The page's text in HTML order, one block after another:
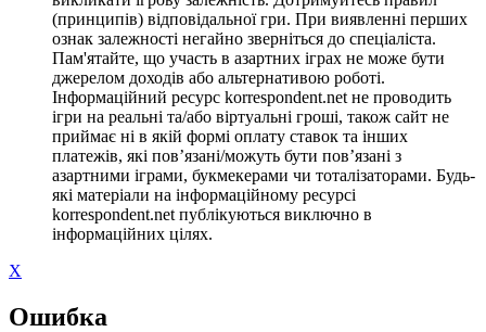
(принципів) відповідальної гри. При виявленні перших
ознак залежності негайно зверніться до спеціаліста.
Пам'ятайте, що участь в азартних іграх не може бути
джерелом доходів або альтернативою роботі.
Інформаційний ресурс korrespondent.net не проводить
ігри на реальні та/або віртуальні гроші, також сайт не
приймає ні в якій формі оплату ставок та інших
платежів, які пов’язані/можуть бути пов’язані з
азартними іграми, букмекерами чи тоталізаторами. Будь-
які матеріали на інформаційному ресурсі
korrespondent.net публікуються виключно в
інформаційних цілях.
X
Ошибка